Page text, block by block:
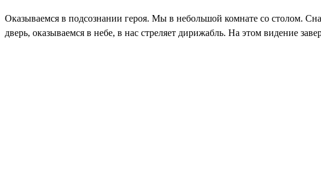
Оказываемся в подсознании героя. Мы в небольшой комнате со столом.
дверь, оказываемся в небе, в нас стреляет дирижабль. На этом видение